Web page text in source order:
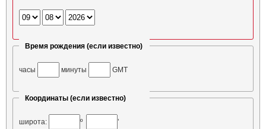
Время рождения (если известно)
часы минуты GMT
Координаты (если известно)
широта: º ’